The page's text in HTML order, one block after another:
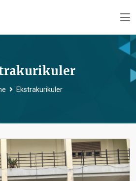
Ekstrakurikuler